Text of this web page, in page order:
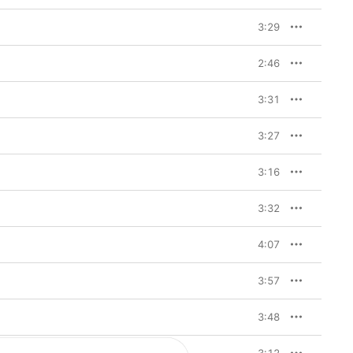
3:29
2:46
3:31
3:27
3:16
3:32
4:07
3:57
3:48